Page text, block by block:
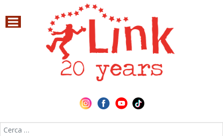
Cerca nel sito